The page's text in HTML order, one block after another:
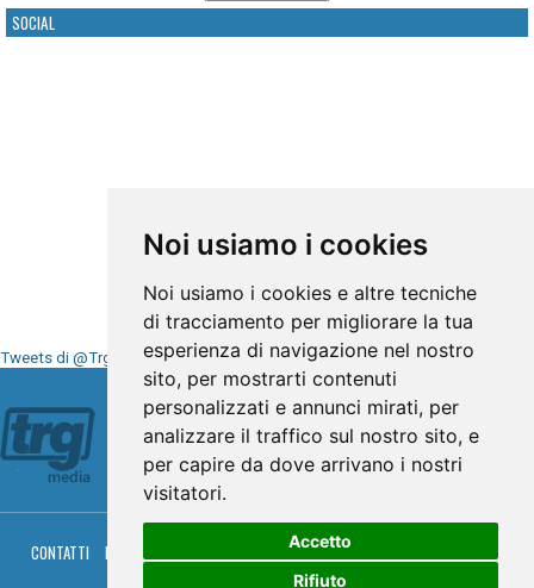
Noi usiamo i cookies
Noi usiamo i cookies e altre tecniche
di tracciamento per migliorare la tua
esperienza di navigazione nel nostro
sito, per mostrarti contenuti
personalizzati e annunci mirati, per
analizzare il traffico sul nostro sito, e
per capire da dove arrivano i nostri
visitatori.
Accetto
Rifiuto
SOCIAL
Tweets di @TrgMedia
Seguici su
CONTATTI PRIVACY PALINSESTO DIRETTA TV
RGM HITRADIO